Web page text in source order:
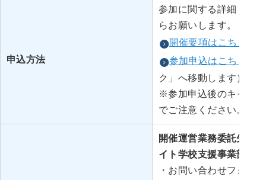
申込方法
参加に関する詳細，参
らお願いします。
開催要項はこちら
参加申込はこちら
ク」へ移動します）
※参加申込後のキャン
でご注意ください。
開催運営業務委託先：
イト学校支援事業部
・お問い合わせフォー